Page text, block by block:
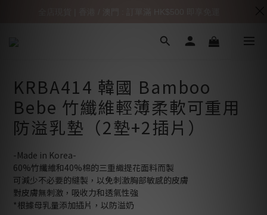
KRBA414 韓國 Bamboo
Bebe 竹纖維輕薄柔軟可重用
防溢乳墊（2墊+2插片）
-Made in Korea-
60%竹纖維和40%棉的三重織提花面料而製
可減少不必要的縫製，以免刺激胸部敏感的皮膚
對皮膚無刺激，吸收力和透氣性強
*根據母乳量添加插片，以防溢奶